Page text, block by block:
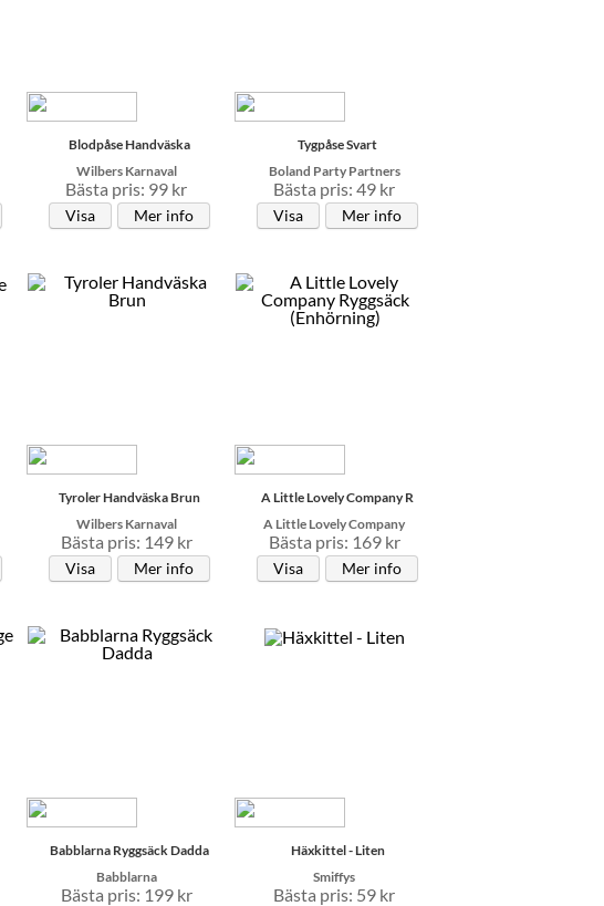
Blodpåse Handväska
Wilbers Karnaval
Bästa pris: 99 kr
Visa Mer info
Tygpåse Svart
Boland Party Partners
Bästa pris: 49 kr
Visa Mer info
Tyroler Handväska Brun
Wilbers Karnaval
Bästa pris: 149 kr
Visa Mer info
A Little Lovely Company R
A Little Lovely Company
Bästa pris: 169 kr
Visa Mer info
Babblarna Ryggsäck Dadda
Babblarna
Bästa pris: 199 kr
Häxkittel - Liten
Smiffys
Bästa pris: 59 kr